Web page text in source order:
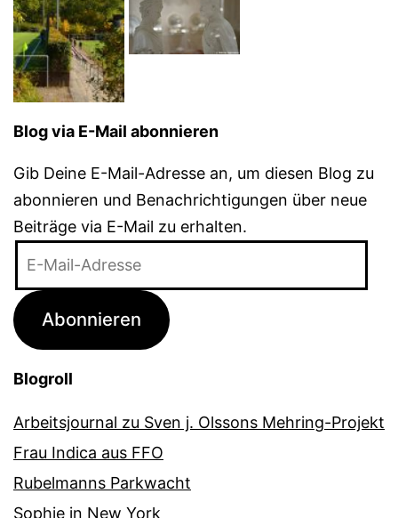
Blog via E-Mail abonnieren
Gib Deine E-Mail-Adresse an, um diesen Blog zu
abonnieren und Benachrichtigungen über neue
Beiträge via E-Mail zu erhalten.
Adresse
Abonnieren
Blogroll
Arbeitsjournal zu Sven j. Olssons Mehring-Projekt
Frau Indica aus FFO
Rubelmanns Parkwacht
Sophie in New York